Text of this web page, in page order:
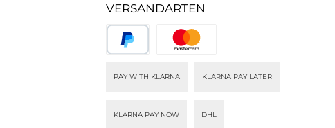
VERSANDARTEN
PAY WITH KLARNA KLARNA PAY LATER
KLARNA PAY NOW DHL